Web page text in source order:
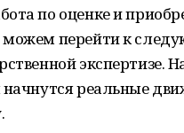
по оценке и
можем перейти к
экспертизе.
начнутся реальные